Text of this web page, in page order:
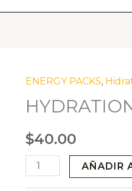
ENERGY PACKS,
$40.00
HYDRATIONAÑADIR